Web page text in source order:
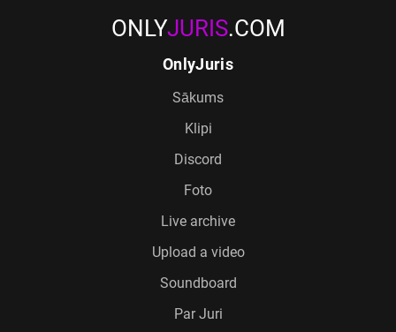
ONLYJURIS.COM
OnlyJuris
Sākums
Klipi
Discord
Foto
Live archive
Upload a video
Soundboard
Par Juri